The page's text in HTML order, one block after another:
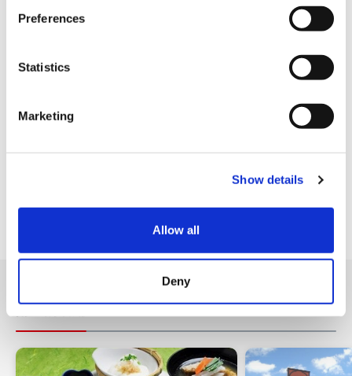
Preferences
Statistics
Marketing
Show details
Allow all
Deny
Diners信用卡
各種信用卡
設施服務
附近的店鋪